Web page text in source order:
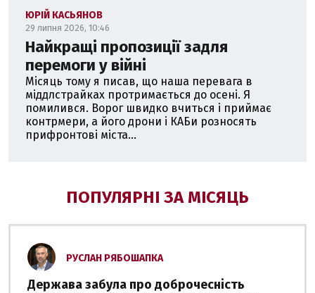
ЮРІЙ КАСЬЯНОВ
29 липня 2026, 10:46
Найкращі пропозиції задля
перемоги у війні
Місяць тому я писав, що наша перевага в
міддлстрайках протримається до осені. Я
помилився. Ворог швидко вчиться і приймає
контрмери, а його дрони і КАБи розносять
прифронтові міста...
ПОПУЛЯРНІ ЗА МІСЯЦЬ
РУСЛАН РЯБОШАПКА
Держава забула про доброчесність